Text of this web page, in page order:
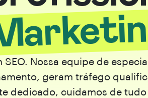
SEO. Nossa equipe de
geram tráfego
dedicado, cuidamos de